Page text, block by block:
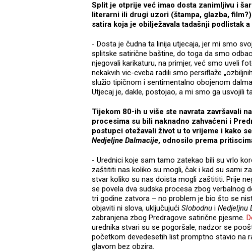
Split je otprije već imao dosta zanimljivu i
literarni ili drugi uzori (štampa, glazba,
satira koja je obilježavala tadašnji podlistak
- Dosta je čudna ta linija utjecaja, jer mi smo
splitske satirične baštine, do toga da smo
njegovali karikaturu, na primjer, već smo uveli
nekakvih vic-cveba radili smo persiflaže
služio tipičnom i sentimentalno obojenom
Utjecaj je, dakle, postojao, a mi smo ga usvojili
Tijekom 80-ih u više ste navrata završavali
procesima su bili naknadno zahvaćeni i
postupci otežavali život u to vrijeme i kako
Nedjeljne Dalmacije, odnosilo prema
- Urednici koje sam tamo zatekao bili su vrlo
zaštititi nas koliko su mogli, čak i kad su sami
stvar koliko su nas doista mogli zaštititi. Prije
se povela dva sudska procesa zbog verbalnog
tri godine zatvora – no problem je bio što se
objaviti ni slova, uključujući Slobodnu i Nedjeljnu
zabranjena zbog Predragove satirične pjesme.
urednika stvari su se pogoršale, nadzor se
početkom devedesetih list promptno stavio na
glavom bez obzira.